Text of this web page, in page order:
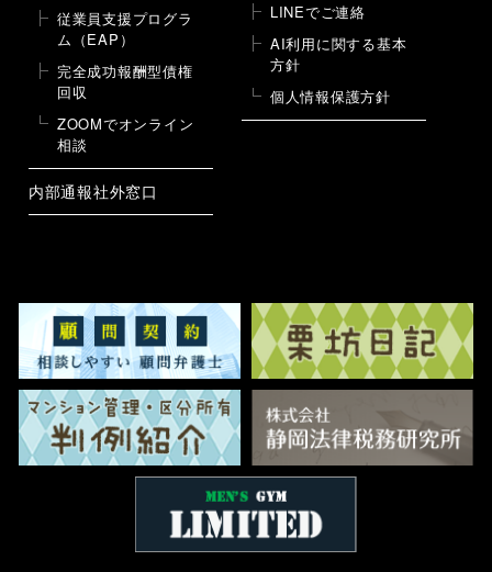
従業員支援プログラ
ム（EAP）
完全成功報酬型債権
回収
ZOOMでオンライン
相談
内部通報社外窓口
LINEでご連絡
AI利用に関する基本
方針
個人情報保護方針